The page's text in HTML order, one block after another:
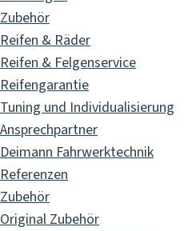
Zubehör
Reifen & Räder
Reifen & Felgenservice
Reifengarantie
Tuning und Individualisierung
Ansprechpartner
Deimann Fahrwerktechnik
Referenzen
Zubehör
Original Zubehör